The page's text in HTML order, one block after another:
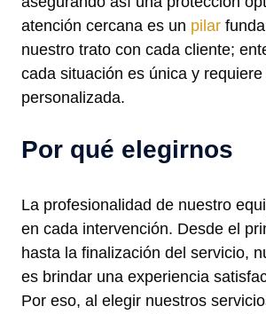
atención cercana es un pilar
nuestro trato con cada cliente;
cada situación es única y
personalizada.
Por qué elegirnos
La profesionalidad de nuestro
en cada intervención. Desde el
hasta la finalización del servicio,
es brindar una experiencia
Por eso, al elegir nuestros